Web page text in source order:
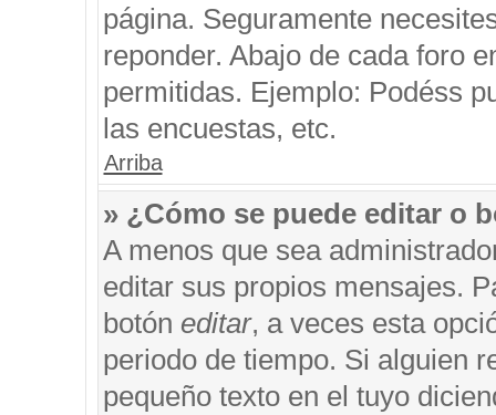
página. Seguramente
reponder. Abajo de cada foro
permitidas. Ejemplo: Podéss
las encuestas, etc.
Arriba
» ¿Cómo se puede editar o
A menos que sea
editar sus propios mensajes.
botón editar, a veces esta
periodo de tiempo. Si alguien
pequeño texto en el tuyo